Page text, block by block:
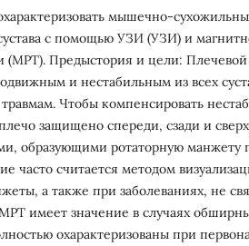
мышечно-
с помощью УЗИ (УЗИ) и
(МРТ). Предыстория и цели: Плечевой
и нестабильным из всех
Чтобы компенсировать
защищено спереди, сзади и
образующими ротаторную манжету
часто считается методом
а также при заболеваниях, не
имеет значение в случаях
охарактеризованы при